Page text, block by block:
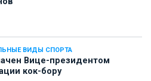
ВИДЫ СПОРТА
Вице-президентом
кок-бору